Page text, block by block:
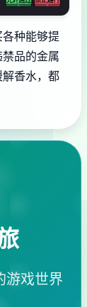
种能够提
品的金属
香水，都
游戏世界